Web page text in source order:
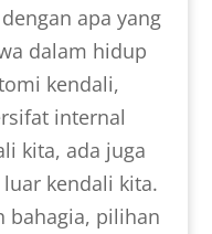
apa yang
dalam hidup
kendali,
internal
kita, ada juga
kendali kita.
bahagia, pilihan